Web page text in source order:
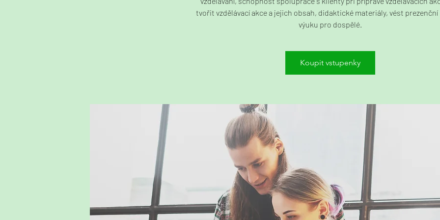
tvořit vzdělávací akce a jejich obsah, didaktické materiály, vést
výuku pro dospělé.
Koupit vstupenky